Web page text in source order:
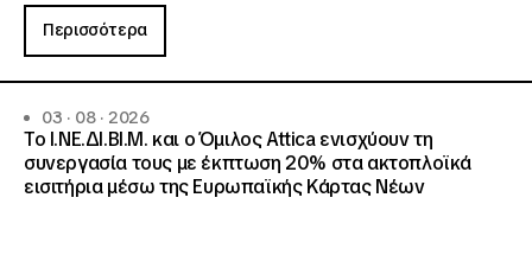
Περισσότερα
03 · 08 · 2026
Το Ι.ΝΕ.ΔΙ.ΒΙ.Μ. και o Όμιλος Attica ενισχύουν τη
συνεργασία τους με έκπτωση 20% στα ακτοπλοϊκά
εισιτήρια μέσω της Ευρωπαϊκής Κάρτας Νέων